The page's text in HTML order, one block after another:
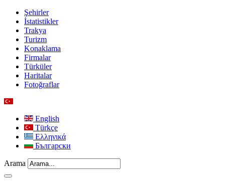
Şehirler
İstatistikler
Trakya
Turizm
Konaklama
Firmalar
Türküler
Haritalar
Fotoğraflar
English
Türkçe
Ελληνικά
Български
Arama